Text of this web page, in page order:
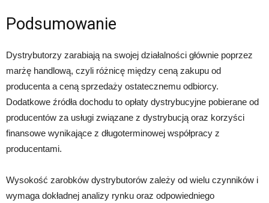
Podsumowanie
Dystrybutorzy zarabiają na swojej działalności głównie poprzez
marżę handlową, czyli różnicę między ceną zakupu od
producenta a ceną sprzedaży ostatecznemu odbiorcy.
Dodatkowe źródła dochodu to opłaty dystrybucyjne pobierane od
producentów za usługi związane z dystrybucją oraz korzyści
finansowe wynikające z długoterminowej współpracy z
producentami.
Wysokość zarobków dystrybutorów zależy od wielu czynników i
wymaga dokładnej analizy rynku oraz odpowiedniego